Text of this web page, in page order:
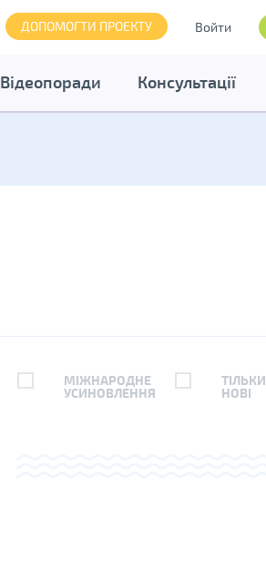
ДОПОМОГТИ ПРОЕКТУ Войти
Відеопоради Консультації
МІЖНАРОДНЕ
УСИНОВЛЕННЯ
ТІЛЬКИ
НОВІ